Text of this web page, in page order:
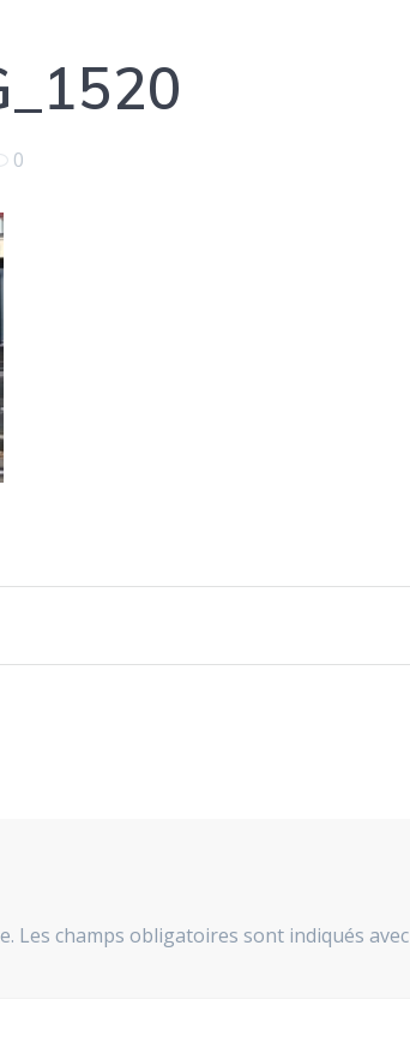
0
Les champs obligatoires sont indiqués avec